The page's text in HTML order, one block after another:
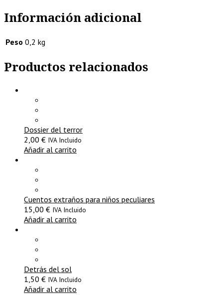
Información adicional
Peso 0,2 kg
Productos relacionados
Dossier del terror
2,00 € IVA Incluido
Añadir al carrito
Cuentos extraños para niños peculiares
15,00 € IVA Incluido
Añadir al carrito
Detrás del sol
1,50 € IVA Incluido
Añadir al carrito